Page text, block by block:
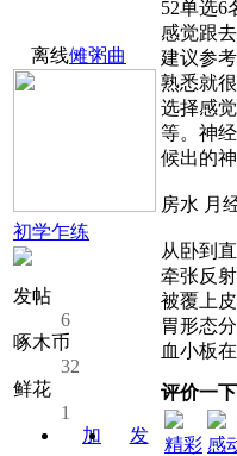
离线傩粥曲
初学乍练
发帖
6
啄木币
32
鲜花
1
加
发
52单选6
感觉跟
建议参
熟悉就
选择感
等。神
候出的
房水 月
从卧到
牵张反
被覆上
胃形态
血小板
评价一
精彩 感